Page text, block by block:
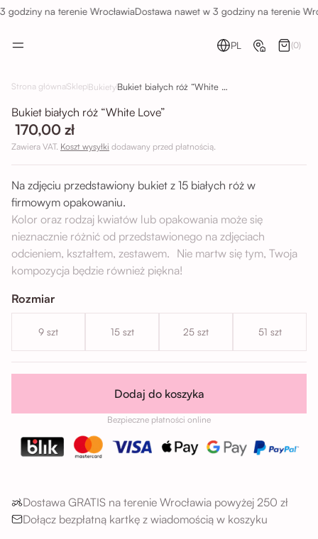
na terenie WrocławiaDostawa nawet w 3 godziny na terenie
PL (0)
Strona główna Sklep Bukiety Bukiet białych róż “White Love”
Bukiet białych róż “White Love”
170,00 zł
Zawiera VAT. Koszt wysyłki dodawany przed płatnością.
Na zdjęciu przedstawiony bukiet z 15 białych róż w
firmowym opakowaniu.
Kolor oraz rodzaj kwiatów lub opakowania może się
nieznacznie różnić od przedstawionego na zdjęciach
odcieniem, kształtem, zestawem. Nie martw się tym, Twoja
kompozycja będzie również piękna!
Rozmiar
9 szt 15 szt 25 szt 51 szt
Dodaj do koszyka
Bezpieczne płatności online
Dostawa GRATIS na terenie Wrocławia powyżej 250 zł
Dołącz bezpłatną kartkę z wiadomością w koszyku